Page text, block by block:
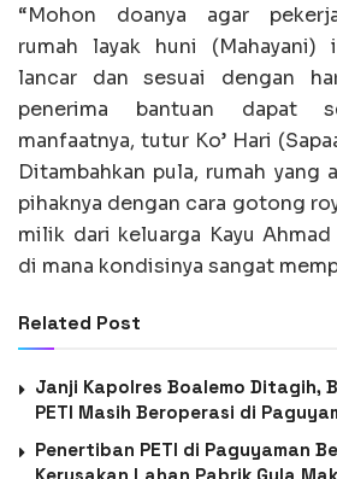
“Mohon doanya agar
rumah layak huni (Mahayani)
lancar dan sesuai dengan
penerima bantuan dapat
manfaatnya, tutur Ko’ Hari
Ditambahkan pula, rumah yang
pihaknya dengan cara gotong
milik dari keluarga Kayu
di mana kondisinya sangat
Related Post
Janji Kapolres Boalemo Ditagih,
PETI Masih Beroperasi di
Penertiban PETI di Paguyaman